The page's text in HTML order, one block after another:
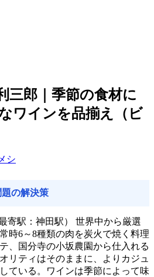
三郎｜季節の食材に
ワインを品揃え（ビ
シ
の解決策
寄駅：神田駅） 世界中から厳選
時6～8種類の肉を炭火で焼く料理
、国分寺の小坂農園から仕入れる
リティはそのままに、よりカジュ
ている。ワインは季節によって味